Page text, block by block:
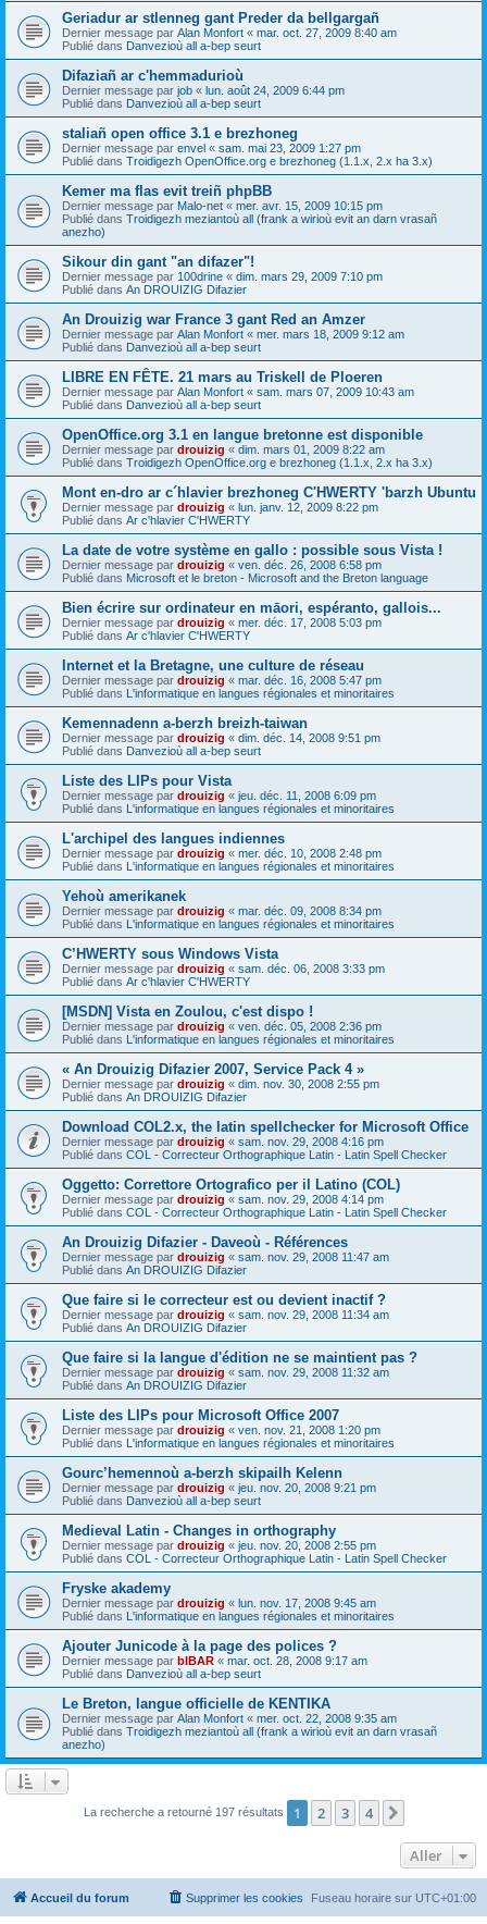
Geriadur ar stlenneg gant Preder da bellgargañ
Dernier message par Alan Monfort « mar. oct. 27, 2009 8:40 am
Publié dans Danvezioù all a-bep seurt
Difaziañ ar c'hemmadurioù
Dernier message par job « lun. août 24, 2009 6:44 pm
Publié dans Danvezioù all a-bep seurt
staliañ open office 3.1 e brezhoneg
Dernier message par envel « sam. mai 23, 2009 1:27 pm
Publié dans Troidigezh OpenOffice.org e brezhoneg (1.1.x, 2.x ha 3.x)
Kemer ma flas evit treiñ phpBB
Dernier message par Malo-net « mer. avr. 15, 2009 10:15 pm
Publié dans Troidigezh meziantoù all (frank a wirioù evit an darn vrasañ
anezho)
Sikour din gant "an difazer"!
Dernier message par 100drine « dim. mars 29, 2009 7:10 pm
Publié dans An DROUIZIG Difazier
An Drouizig war France 3 gant Red an Amzer
Dernier message par Alan Monfort « mer. mars 18, 2009 9:12 am
Publié dans Danvezioù all a-bep seurt
LIBRE EN FÊTE. 21 mars au Triskell de Ploeren
Dernier message par Alan Monfort « sam. mars 07, 2009 10:43 am
Publié dans Danvezioù all a-bep seurt
OpenOffice.org 3.1 en langue bretonne est disponible
Dernier message par drouizig « dim. mars 01, 2009 8:22 am
Publié dans Troidigezh OpenOffice.org e brezhoneg (1.1.x, 2.x ha 3.x)
Mont en-dro ar c´hlavier brezhoneg C'HWERTY 'barzh Ubuntu
Dernier message par drouizig « lun. janv. 12, 2009 8:22 pm
Publié dans Ar c'hlavier C'HWERTY
La date de votre système en gallo : possible sous Vista !
Dernier message par drouizig « ven. déc. 26, 2008 6:58 pm
Publié dans Microsoft et le breton - Microsoft and the Breton language
Bien écrire sur ordinateur en māori, espéranto, gallois...
Dernier message par drouizig « mer. déc. 17, 2008 5:03 pm
Publié dans Ar c'hlavier C'HWERTY
Internet et la Bretagne, une culture de réseau
Dernier message par drouizig « mar. déc. 16, 2008 5:47 pm
Publié dans L'informatique en langues régionales et minoritaires
Kemennadenn a-berzh breizh-taiwan
Dernier message par drouizig « dim. déc. 14, 2008 9:51 pm
Publié dans Danvezioù all a-bep seurt
Liste des LIPs pour Vista
Dernier message par drouizig « jeu. déc. 11, 2008 6:09 pm
Publié dans L'informatique en langues régionales et minoritaires
L'archipel des langues indiennes
Dernier message par drouizig « mer. déc. 10, 2008 2:48 pm
Publié dans L'informatique en langues régionales et minoritaires
Yehoù amerikanek
Dernier message par drouizig « mar. déc. 09, 2008 8:34 pm
Publié dans L'informatique en langues régionales et minoritaires
C’HWERTY sous Windows Vista
Dernier message par drouizig « sam. déc. 06, 2008 3:33 pm
Publié dans Ar c'hlavier C'HWERTY
[MSDN] Vista en Zoulou, c'est dispo !
Dernier message par drouizig « ven. déc. 05, 2008 2:36 pm
Publié dans L'informatique en langues régionales et minoritaires
« An Drouizig Difazier 2007, Service Pack 4 »
Dernier message par drouizig « dim. nov. 30, 2008 2:55 pm
Publié dans An DROUIZIG Difazier
Download COL2.x, the latin spellchecker for Microsoft Office
Dernier message par drouizig « sam. nov. 29, 2008 4:16 pm
Publié dans COL - Correcteur Orthographique Latin - Latin Spell Checker
Oggetto: Correttore Ortografico per il Latino (COL)
Dernier message par drouizig « sam. nov. 29, 2008 4:14 pm
Publié dans COL - Correcteur Orthographique Latin - Latin Spell Checker
An Drouizig Difazier - Daveoù - Références
Dernier message par drouizig « sam. nov. 29, 2008 11:47 am
Publié dans An DROUIZIG Difazier
Que faire si le correcteur est ou devient inactif ?
Dernier message par drouizig « sam. nov. 29, 2008 11:34 am
Publié dans An DROUIZIG Difazier
Que faire si la langue d'édition ne se maintient pas ?
Dernier message par drouizig « sam. nov. 29, 2008 11:32 am
Publié dans An DROUIZIG Difazier
Liste des LIPs pour Microsoft Office 2007
Dernier message par drouizig « ven. nov. 21, 2008 1:20 pm
Publié dans L'informatique en langues régionales et minoritaires
Gourc’hemennoù a-berzh skipailh Kelenn
Dernier message par drouizig « jeu. nov. 20, 2008 9:21 pm
Publié dans Danvezioù all a-bep seurt
Medieval Latin - Changes in orthography
Dernier message par drouizig « jeu. nov. 20, 2008 2:55 pm
Publié dans COL - Correcteur Orthographique Latin - Latin Spell Checker
Fryske akademy
Dernier message par drouizig « lun. nov. 17, 2008 9:45 am
Publié dans L'informatique en langues régionales et minoritaires
Ajouter Junicode à la page des polices ?
Dernier message par bIBAR « mar. oct. 28, 2008 9:17 am
Publié dans Danvezioù all a-bep seurt
Le Breton, langue officielle de KENTIKA
Dernier message par Alan Monfort « mer. oct. 22, 2008 9:35 am
Publié dans Troidigezh meziantoù all (frank a wirioù evit an darn vrasañ
anezho)
La recherche a retourné 197 résultats 1 2 3 4
Aller
Accueil du forum Fuseau horaire sur UTC+01:00
Supprimer les cookies